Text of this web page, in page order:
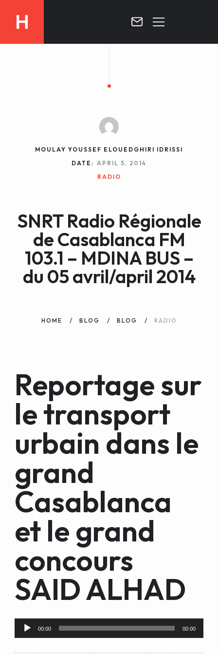
H
MOROCCO NOW !
MOROCCO :: MY COUNTRY
BLOG
TV
WEB AND PORTALS
OTHER / AUTRES
MOULAY YOUSSEF ELOUEDGHIRI IDRISSI
DATE: APRIL 5, 2014
RADIO
SNRT Radio Régionale
de Casablanca FM
103.1 – MDINA BUS –
du 05 avril/april 2014
HOME BLOG BLOG RADIO
Reportage sur
le transport
urbain dans le
grand
Casablanca
et le grand
concours
SAID ALHAD
Audio
Player
00:00 00:00